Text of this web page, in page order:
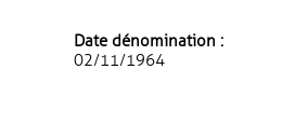
Date dénomination :
02/11/1964